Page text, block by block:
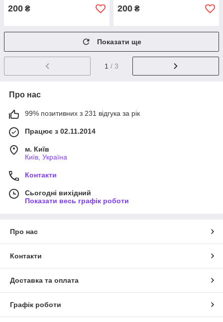
200 ₴ 200 ₴
Показати ще
1 / 3
Про нас
99% позитивних з 231 відгука за рік
Працює з 02.11.2014
м. Київ
Київ, Україна
Контакти
Сьогодні вихідний
Показати весь графік роботи
Про нас
Контакти
Доставка та оплата
Графік роботи